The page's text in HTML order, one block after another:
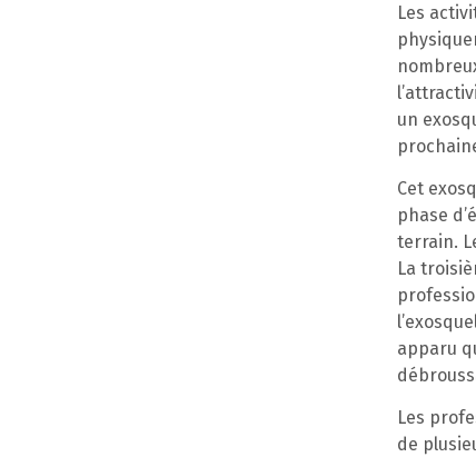
Les
un
Cet
phase
terrain.
La
apparu
Les
de